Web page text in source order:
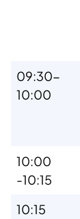
09:30-
10:00
10:00
-10:15
10:15